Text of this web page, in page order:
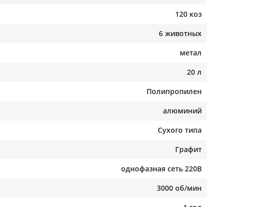
120 коз
6 животных
метал
20 л
Полипропилен
алюминий
Сухого типа
Графит
однофазная сеть 220В
3000 об/мин